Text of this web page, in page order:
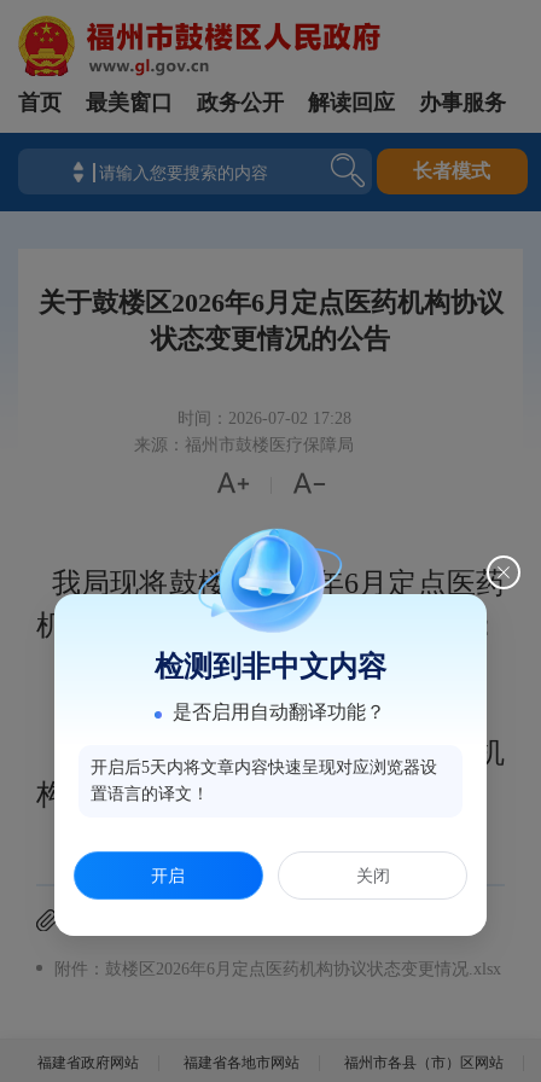
首页 最美窗口 政务公开 解读回应 办事服务
长者模式
关于鼓楼区2026年6月定点医药机构协议
状态变更情况的公告
时间：2026-07-02 17:28
来源：福州市鼓楼医疗保障局
 
我局现将鼓楼区2026年6月定点医药
机构协议状态变更情况的公告如下：
附件:鼓楼区2026年6月定点医药机
构协议状态变更情况
附件：鼓楼区2026年6月定点医药机构协议状态变更情况.xlsx
福建省政府网站 福建省各地市网站 福州市各县（市）区网站
检测到非中文内容
是否启用自动翻译功能？
开启后5天内将文章内容快速呈现对应浏览器设
置语言的译文！
开启 关闭